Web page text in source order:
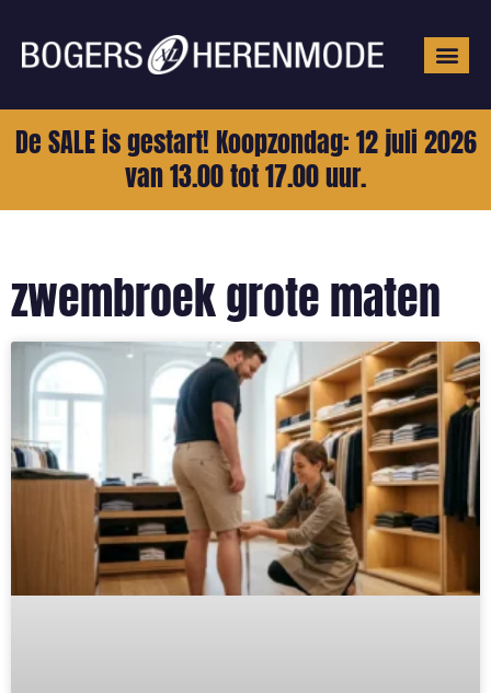
De SALE is gestart! Koopzondag: 12 juli 2026
van 13.00 tot 17.00 uur.
zwembroek grote maten